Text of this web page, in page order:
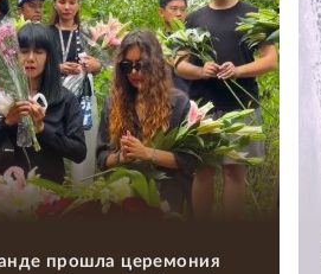
прошла церемония